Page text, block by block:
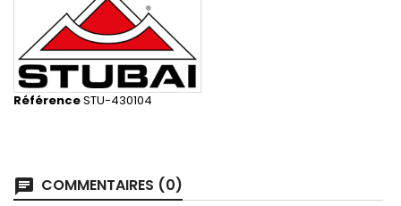
RéférenceSTU-430104
chat COMMENTAIRES (0)